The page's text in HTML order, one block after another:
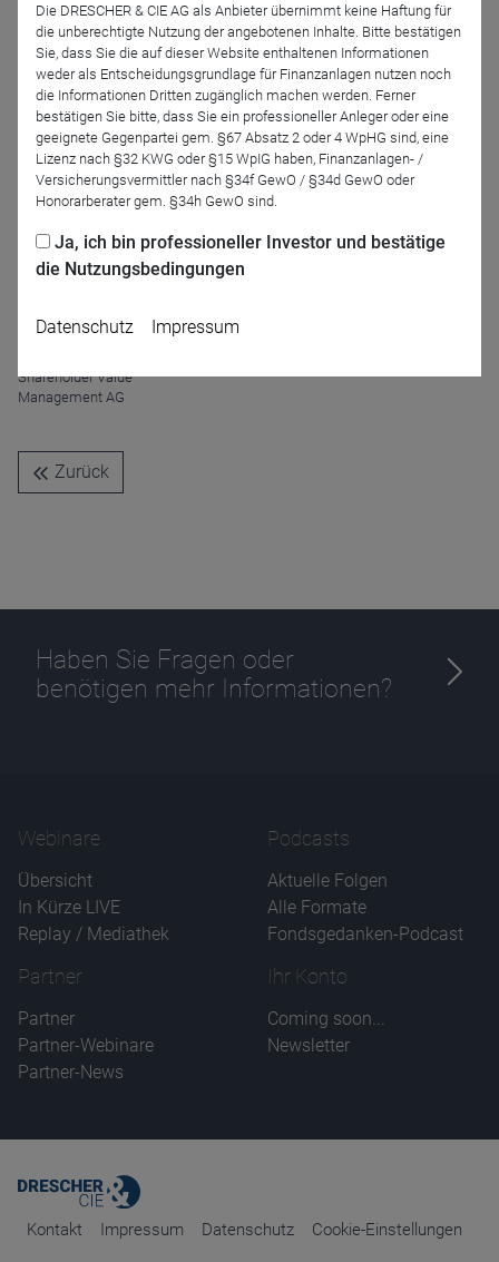
Präsentation von Frank Fischer auf dem Fondskongress
2023 in Mannheim. Schicken Sie uns bitte eine E-Mail an
ec@shareholdervalue.de
Referenten
Shareholder Value
Management AG
Zurück
Haben Sie Fragen oder
benötigen mehr Informationen?
Webinare
Übersicht
In Kürze LIVE
Replay / Mediathek
Podcasts
Aktuelle Folgen
Alle Formate
Fondsgedanken-Podcast
Partner
Partner
Partner-Webinare
Partner-News
Ihr Konto
Coming soon...
Newsletter
Kontakt Impressum Datenschutz Cookie-Einstellungen
Die DRESCHER & CIE AG als Anbieter übernimmt keine Haftung für
die unberechtigte Nutzung der angebotenen Inhalte. Bitte bestätigen
Sie, dass Sie die auf dieser Website enthaltenen Informationen
weder als Entscheidungsgrundlage für Finanzanlagen nutzen noch
die Informationen Dritten zugänglich machen werden. Ferner
bestätigen Sie bitte, dass Sie ein professioneller Anleger oder eine
geeignete Gegenpartei gem. §67 Absatz 2 oder 4 WpHG sind, eine
Lizenz nach §32 KWG oder §15 WpIG haben, Finanzanlagen- /
Versicherungsvermittler nach §34f GewO / §34d GewO oder
Honorarberater gem. §34h GewO sind.
Ja, ich bin professioneller Investor und bestätige
die Nutzungsbedingungen
Datenschutz Impressum